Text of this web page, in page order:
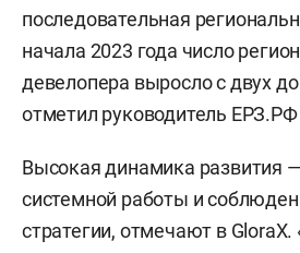
последовательная
начала 2023 года число
девелопера выросло с двух
отметил руководитель ЕРЗ.РФ
Высокая динамика развития —
системной работы и
стратегии, отмечают в